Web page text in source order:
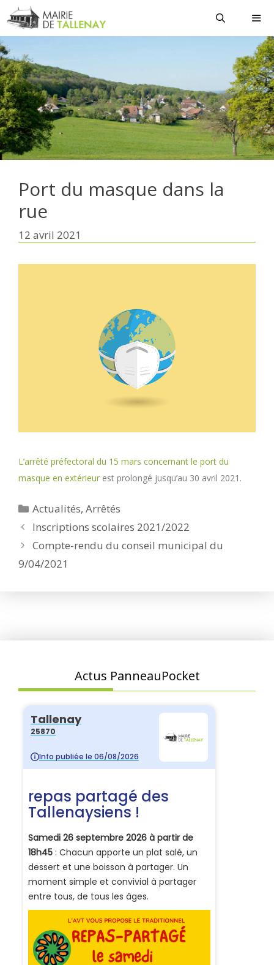
Aller
au
contenu
Port du masque dans la
rue
12 avril 2021
L’arrêté préfectoral du 15 mars concernant le port du
masque en extérieur est prolongé jusqu’au 30 avril 2021.
Catégories
Actualités,Arrêtés
Inscriptions scolaires 2021/2022
Compte-rendu du conseil municipal du
9/04/2021
Actus PanneauPocket